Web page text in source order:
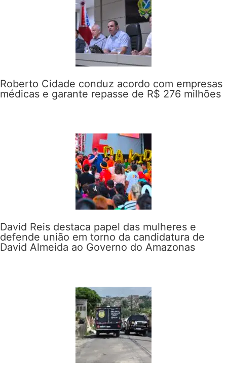
Roberto Cidade conduz acordo com empresas
médicas e garante repasse de R$ 276 milhões
David Reis destaca papel das mulheres e
defende união em torno da candidatura de
David Almeida ao Governo do Amazonas